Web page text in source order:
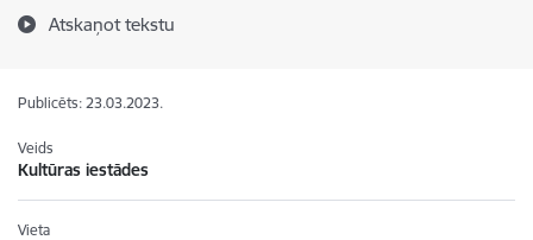
Atskaņot tekstu
Publicēts: 23.03.2023.
Veids
Kultūras iestādes
Vieta